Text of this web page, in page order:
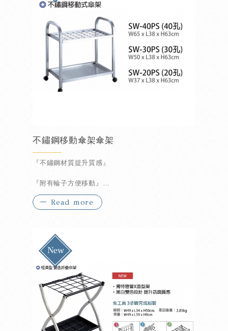
不鏽鋼移動傘架傘架
『不鏽鋼材質提升質感』
『附有輪子方便移動』
Read more